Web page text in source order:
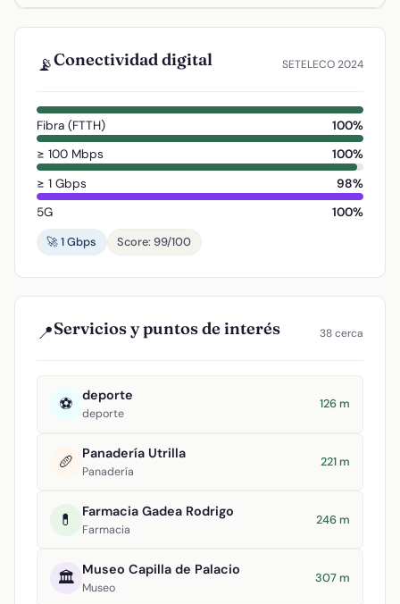
📡Conectividad digital SETELECO 2024
Fibra (FTTH)
100%
≥ 100 Mbps
100%
≥ 1 Gbps
98%
5G
100%
🚀 1 Gbps
Score: 99/100
📍Servicios y puntos de interés 38 cerca
⚽ deporte
deporte
126 m
🥖 Panadería Utrilla
Panadería
221 m
💊 Farmacia Gadea Rodrigo
Farmacia
246 m
🏛️ Museo Capilla de Palacio
Museo
307 m